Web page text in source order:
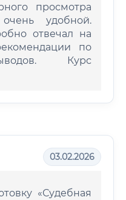
просмотра
удобной.
отвечал на
по
Курс
03.02.2026
«Судебная